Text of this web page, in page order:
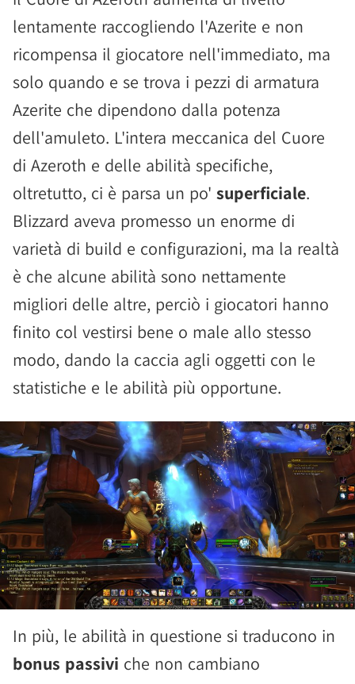
lentamente raccogliendo l'Azerite e non
ricompensa il giocatore nell'immediato, ma
solo quando e se trova i pezzi di armatura
Azerite che dipendono dalla potenza
dell'amuleto. L'intera meccanica del Cuore
di Azeroth e delle abilità specifiche,
oltretutto, ci è parsa un po' superficiale.
Blizzard aveva promesso un enorme di
varietà di build e configurazioni, ma la realtà
è che alcune abilità sono nettamente
migliori delle altre, perciò i giocatori hanno
finito col vestirsi bene o male allo stesso
modo, dando la caccia agli oggetti con le
statistiche e le abilità più opportune.
In più, le abilità in questione si traducono in
bonus passivi che non cambiano